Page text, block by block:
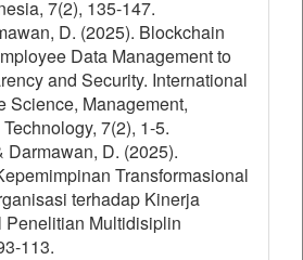
7(2), 135-147.
D. (2025). Blockchain
Data Management to
and Security. International
Science, Management,
7(2), 1-5.
Darmawan, D. (2025).
Transformasional
terhadap Kinerja
Penelitian Multidisiplin
113.